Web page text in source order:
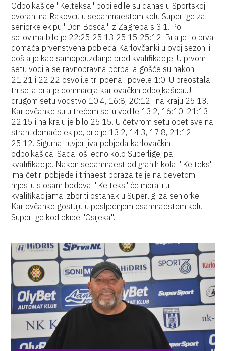
Odbojkašice "Kelteksa" pobijedile su danas u Sportskoj
dvorani na Rakovcu u sedamnaestom kolu Superlige za
seniorke ekipu "Don Bosca" iz Zagreba s 3:1. Po
setovima bilo je 22:25 25:13 25:15 25:12. Bila je to prva
domaća prvenstvena pobjeda Karlovčanki u ovoj sezoni i
došla je kao samopouzdanje pred kvalifikacije. U prvom
setu vodila se ravnopravna borba, a gošće su nakon
21:21 i 22:22 osvojile tri poena i povele 1:0. U preostala
tri seta bila je dominacija karlovačkih odbojkašica.U
drugom setu vodstvo 10:4, 16:8, 20:12 i na kraju 25:13.
Karlovčanke su u trećem setu vodile 13:2, 16:10, 21:13 i
22:15 i na kraju je bilo 25:15. U četvrom setu opet sve na
strani domaće ekipe, bilo je 13:2, 14:3, 17:8, 21:12 i
25:12. Sigurna i uvjerljiva pobjeda karlovačkih
odbojkašica. Sada još jedno kolo Superlige, pa
kvalifikacije. Nakon sedamnaest odigranih kola, "Kelteks"
ima četiri pobjede i trinaest poraza te je na devetom
mjestu s osam bodova. "Kelteks" će morati u
kvalifikacijama izboriti ostanak u Superligi za seniorke.
Karlovčanke gostuju u posljednjem osamnaestom kolu
Superlige kod ekipe "Osijeka".